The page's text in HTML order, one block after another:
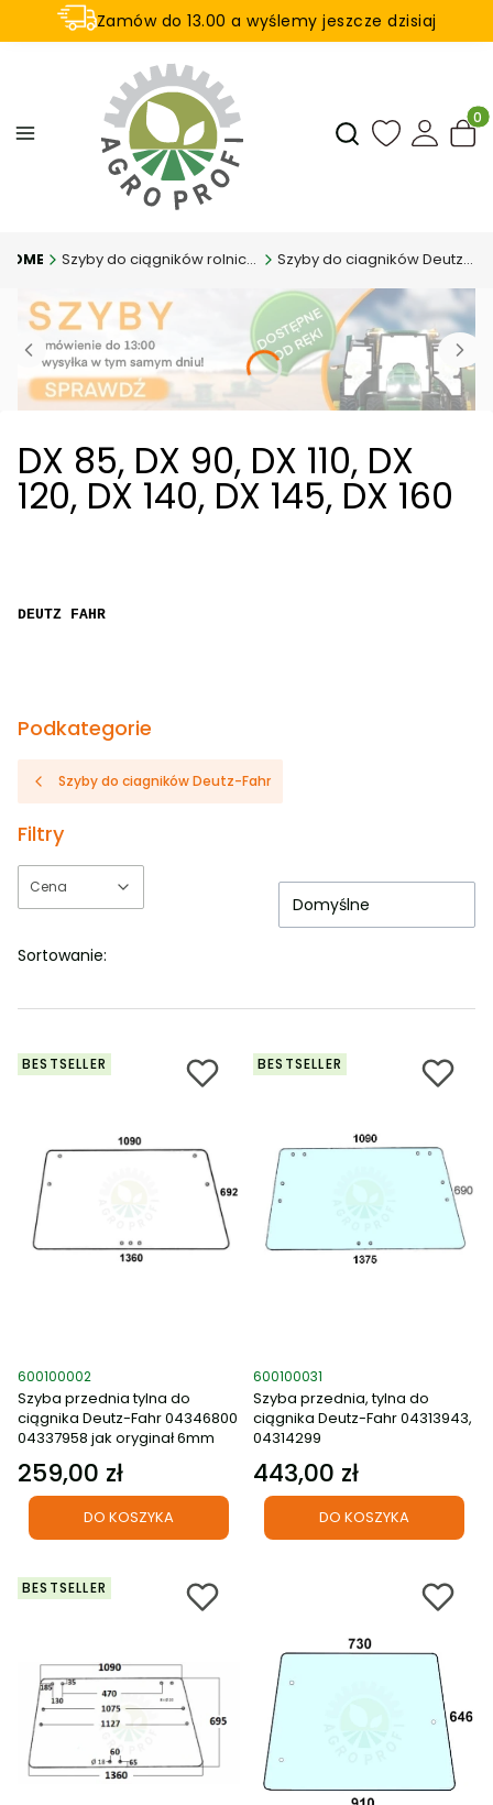
Zamów do 13.00 a wyślemy jeszcze dzisiaj
U nas na zwrot aż 21 dni
Otwórz
Szyby do ciągników rolniczych Szyby do ciagników Deutz-Fahr
DX 85, DX 90, DX 110, DX
120, DX 140, DX 145, DX 160
DEUTZ FAHR
Podkategorie
Szyby do ciagników Deutz-Fahr
Filtry
Cena
Sortowanie:
Domyślne
BESTSELLER
Kod produktu
600100002
Szyba przednia tylna do
ciągnika Deutz-Fahr 04346800
04337958 jak oryginał 6mm
Cena
259,00 zł
DO KOSZYKA
BESTSELLER
Kod produktu
600100031
Szyba przednia, tylna do
ciągnika Deutz-Fahr 04313943,
04314299
Cena
443,00 zł
DO KOSZYKA
BESTSELLER